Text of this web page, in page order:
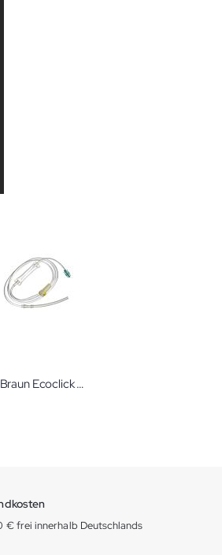
B. Braun Ecoclick Überleitungsgerät einläufig Nr. 1 Ecobag click
€ frei innerhalb Deutschlands